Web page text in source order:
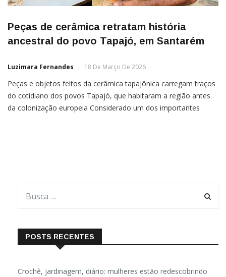
Peças de cerâmica retratam história
ancestral do povo Tapajó, em Santarém
Luzimara Fernandes 18 De Março De 2026
Peças e objetos feitos da cerâmica tapajônica carregam traços
do cotidiano dos povos Tapajó, que habitaram a região antes
da colonização europeia Considerado um dos importantes
POSTS RECENTES
Crochê, jardinagem, diário: mulheres estão redescobrindo